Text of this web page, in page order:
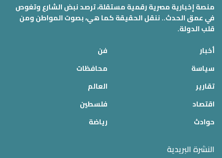
منصة إخبارية مصرية رقمية مستقلة، ترصد نبض الشارع وتغوص
في عمق الحدث.. ننقل الحقيقة كما هي، بصوت المواطن ومن
قلب الدولة.
أخبار
سياسة
تقارير
اقتصاد
حوادث
فن
محافظات
العالم
فلسطين
رياضة
النشرة البريدية